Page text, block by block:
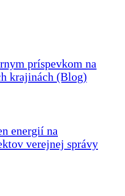
príspevkom na
krajinách (Blog)
energií na
verejnej správy